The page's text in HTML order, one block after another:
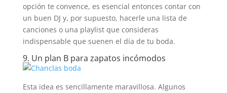
opción te convence, es esencial entonces contar con
un buen DJ y, por supuesto, hacerle una lista de
canciones o una playlist que consideras
indispensable que suenen el día de tu boda.
9. Un plan B para zapatos incómodos
Esta idea es sencillamente maravillosa. Algunos